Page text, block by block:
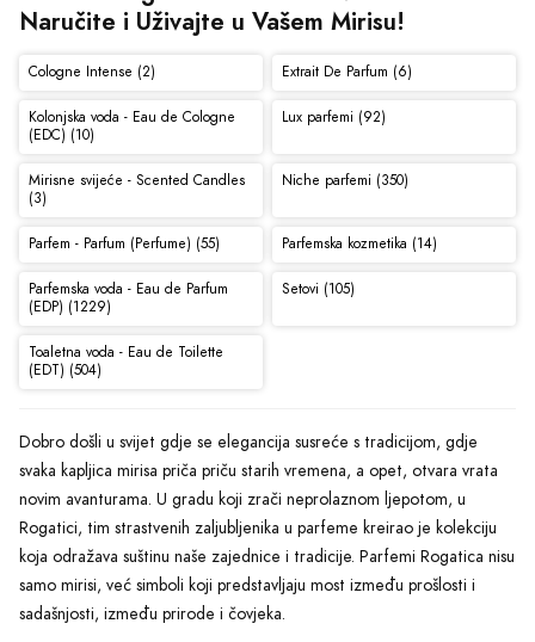
Naručite i Uživajte u Vašem Mirisu!
Cologne Intense (2) Extrait De Parfum (6)
Kolonjska voda - Eau de Cologne
(EDC) (10)
Lux parfemi (92)
Mirisne svijeće - Scented Candles
(3)
Niche parfemi (350)
Parfem - Parfum (Perfume) (55) Parfemska kozmetika (14)
Parfemska voda - Eau de Parfum
(EDP) (1229)
Setovi (105)
Toaletna voda - Eau de Toilette
(EDT) (504)
Dobro došli u svijet gdje se elegancija susreće s tradicijom, gdje
svaka kapljica mirisa priča priču starih vremena, a opet, otvara vrata
novim avanturama. U gradu koji zrači neprolaznom ljepotom, u
Rogatici, tim strastvenih zaljubljenika u parfeme kreirao je kolekciju
koja odražava suštinu naše zajednice i tradicije. Parfemi Rogatica nisu
samo mirisi, već simboli koji predstavljaju most između prošlosti i
sadašnjosti, između prirode i čovjeka.